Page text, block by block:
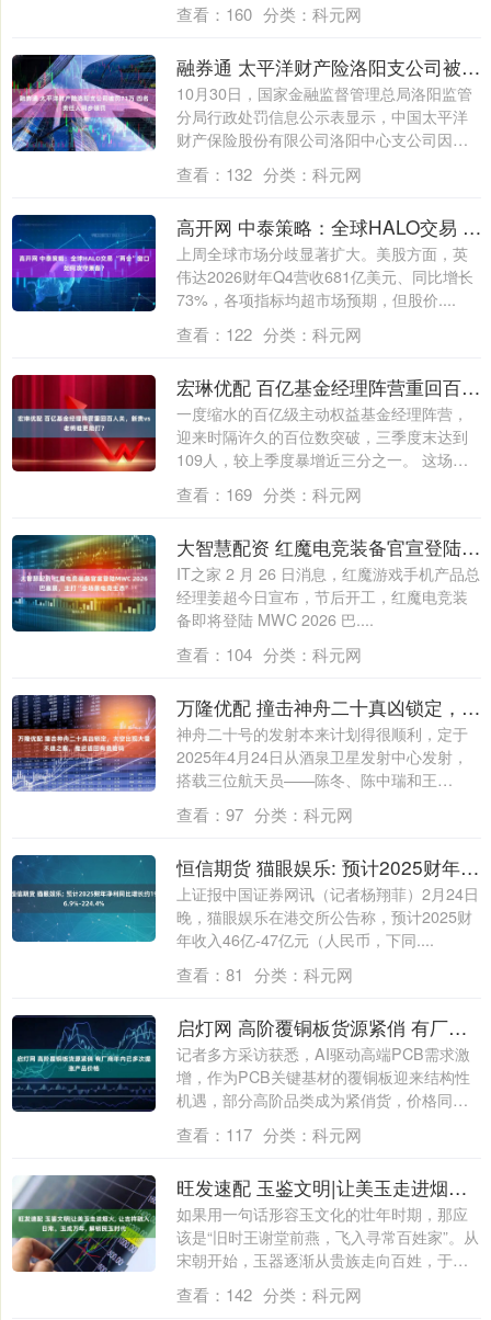
查看： 160 分类： 科元网
融券通 太平洋财产险洛阳支公司被罚71万 四名责任人同步领罚
10月30日，国家金融监督管理总局洛阳监管
分局行政处罚信息公示表显示，中国太平洋
财产保险股份有限公司洛阳中心支公司因编
制....
查看： 132 分类： 科元网
高开网 中泰策略：全球HALO交易 “两会”窗口如何攻守兼备？
上周全球市场分歧显著扩大。美股方面，英
伟达2026财年Q4营收681亿美元、同比增长
73%，各项指标均超市场预期，但股价....
查看： 122 分类： 科元网
宏琳优配 百亿基金经理阵营重回百人关，新贵vs老将谁更能打？
一度缩水的百亿级主动权益基金经理阵营，
迎来时隔许久的百位数突破，三季度末达到
109人，较上季度暴增近三分之一。 这场扩
容....
查看： 169 分类： 科元网
大智慧配资 红魔电竞装备官宣登陆MWC 2026巴塞展，主打“全场景电竞生态”
IT之家 2 月 26 日消息，红魔游戏手机产品总
经理姜超今日宣布，节后开工，红魔电竞装
备即将登陆 MWC 2026 巴....
查看： 104 分类： 科元网
万隆优配 撞击神舟二十真凶锁定，太空出现大量不速之客，推迟返回有危险吗
神舟二十号的发射本来计划得很顺利，定于
2025年4月24日从酒泉卫星发射中心发射，
搭载三位航天员——陈冬、陈中瑞和王
杰，....
查看： 97 分类： 科元网
恒信期货 猫眼娱乐: 预计2025财年净利同比增长约196.9%-224.4%
上证报中国证券网讯（记者杨翔菲）2月24日
晚，猫眼娱乐在港交所公告称，预计2025财
年收入46亿-47亿元（人民币，下同....
查看： 81 分类： 科元网
启灯网 高阶覆铜板货源紧俏 有厂商年内已多次提涨产品价格
记者多方采访获悉，AI驱动高端PCB需求激
增，作为PCB关键基材的覆铜板迎来结构性
机遇，部分高阶品类成为紧俏货，价格同
步....
查看： 117 分类： 科元网
旺发速配 玉鉴文明|让美玉走进烟火, 让吉祥融入日常。玉成万年, 解锁民玉时代
如果用一句话形容玉文化的壮年时期，那应
该是“旧时王谢堂前燕，飞入寻常百姓家”。从
宋朝开始，玉器逐渐从贵族走向百姓，于
是“....
查看： 142 分类： 科元网